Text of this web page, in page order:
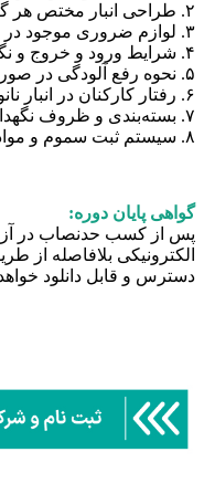
۲. طراحی انبار مختص هر گروه شیمیایی
۳. لوازم ضروری موجود در انبار هر گروه شیمیایی
۴. شرایط ورود و خروج و نگهداری
۵. نحوه رفع آلودگی در صورت نشتی
۶. رفتار کارکنان در انبار نانومواد
۷. بسته‌بندی و ظروف نگهداری نانومواد
۸. سیستم ثبت سموم و‌ مواد شیمیایی
گواهی پایان دوره:
پس از کسب حدنصاب در
الکترونیکی بلافاصله از
دسترس و قابل دانلود